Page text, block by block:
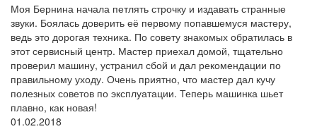
Моя Бернина начала петлять строчку и издавать странные
звуки. Боялась доверить её первому попавшемуся мастеру,
ведь это дорогая техника. По совету знакомых обратилась в
этот сервисный центр. Мастер приехал домой, тщательно
проверил машину, устранил сбой и дал рекомендации по
правильному уходу. Очень приятно, что мастер дал кучу
полезных советов по эксплуатации. Теперь машинка шьет
плавно, как новая!
01.02.2018